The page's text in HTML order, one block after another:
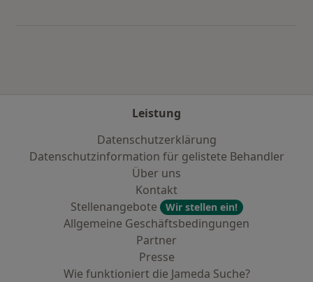
Leistung
Datenschutzerklärung
Datenschutzinformation für gelistete Behandler
Über uns
Kontakt
Stellenangebote
Wir stellen ein!
Allgemeine Geschäftsbedingungen
Partner
Presse
Wie funktioniert die Jameda Suche?